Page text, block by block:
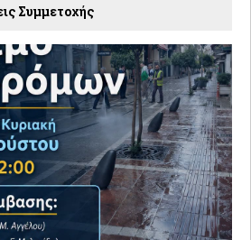
Συμμετοχής